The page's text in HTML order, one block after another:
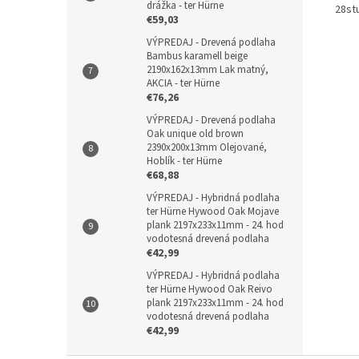
drážka - ter Hürne
€59,03
VÝPREDAJ - Drevená podlaha
Bambus karamell beige
2190x162x13mm Lak matný,
AKCIA - ter Hürne
€76,26
VÝPREDAJ - Drevená podlaha
Oak unique old brown
2390x200x13mm Olejované,
Hoblík - ter Hürne
€68,88
VÝPREDAJ - Hybridná podlaha
ter Hürne Hywood Oak Mojave
plank 2197x233x11mm - 24. hod
vodotesná drevená podlaha
€42,99
VÝPREDAJ - Hybridná podlaha
ter Hürne Hywood Oak Reivo
plank 2197x233x11mm - 24. hod
vodotesná drevená podlaha
€42,99